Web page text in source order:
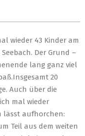
wieder 43 Kinder am
Der Grund –
lang ganz viel
Insgesamt 20
Auch über die
mal wieder
lässt aufhorchen:
Teil aus dem weiten